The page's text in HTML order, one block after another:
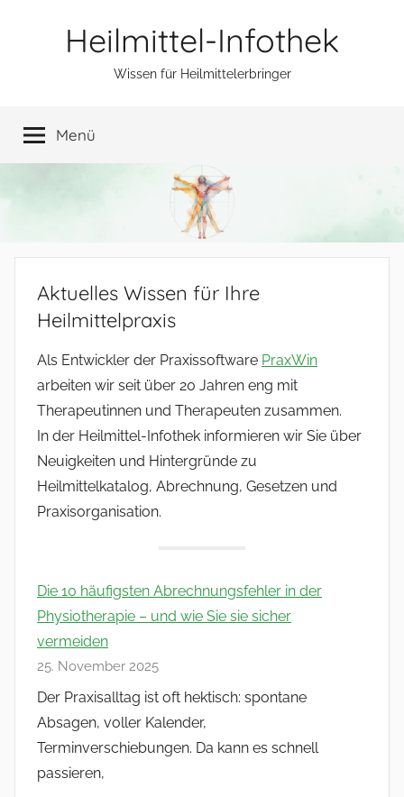
Heilmittel-Infothek
Wissen für Heilmittelerbringer
Menü
Aktuelles Wissen für Ihre
Heilmittelpraxis
Als Entwickler der Praxissoftware PraxWin
arbeiten wir seit über 20 Jahren eng mit
Therapeutinnen und Therapeuten zusammen.
In der Heilmittel-Infothek informieren wir Sie über
Neuigkeiten und Hintergründe zu
Heilmittelkatalog, Abrechnung, Gesetzen und
Praxisorganisation.
Die 10 häufigsten Abrechnungsfehler in der
Physiotherapie – und wie Sie sie sicher
vermeiden
25. November 2025
Der Praxisalltag ist oft hektisch: spontane
Absagen, voller Kalender,
Terminverschiebungen. Da kann es schnell
passieren,